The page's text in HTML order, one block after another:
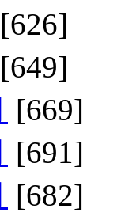
[626]
[649]
[669]
[691]
[682]